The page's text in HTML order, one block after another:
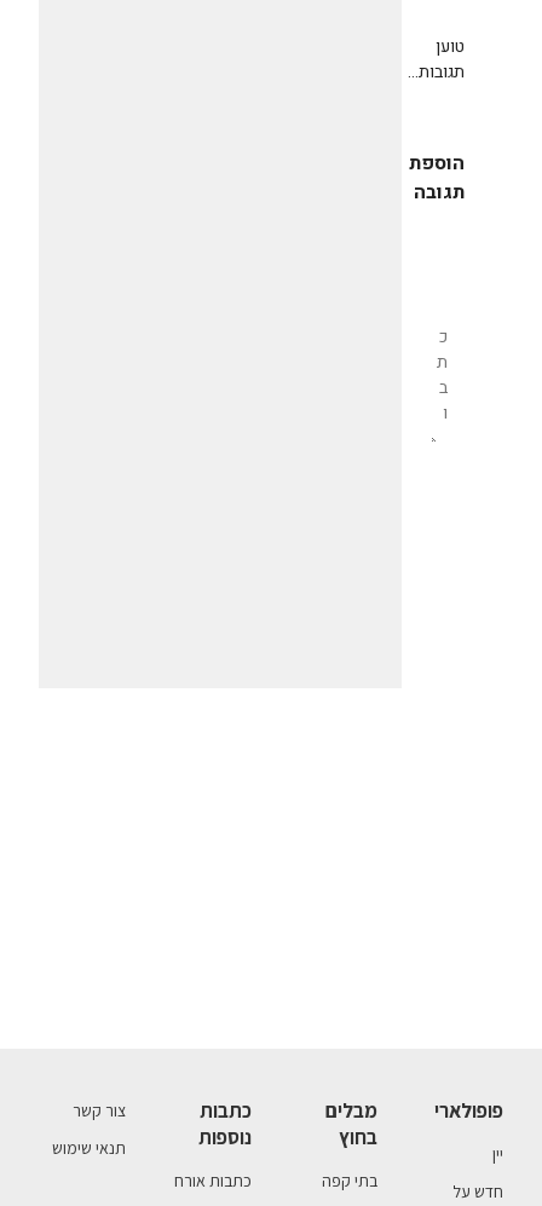
טוען
תגובות...
הוספת
תגובה
פופולארי
יין
חדש על
מבלים
בחוץ
בתי קפה
כתבות
נוספות
כתבות אורח
צור קשר
תנאי שימוש